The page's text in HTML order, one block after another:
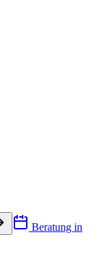
Beratung in